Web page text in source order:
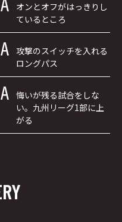
オンとオフがはっきりし
ているところ
攻撃のスイッチを入れる
ロングパス
悔いが残る試合をしな
い。九州リーグ1部に上
がる